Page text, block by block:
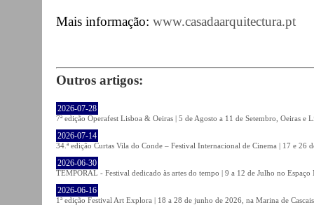
Mais informação: www.casadaarquitectura.pt
Outros artigos:
2026-07-28
7ª edição Operafest Lisboa & Oeiras | 5 de Agosto a 11 de Setembro, Oeiras e
2026-07-14
34.ª edição Curtas Vila do Conde – Festival Internacional de Cinema | 17 e 26
2026-06-30
TEMPORAL - Festival dedicado às artes do tempo | 9 a 12 de Julho no
2026-06-16
1ª edição Festival Art Explora | 18 a 28 de junho de 2026, na Marina de Cascais